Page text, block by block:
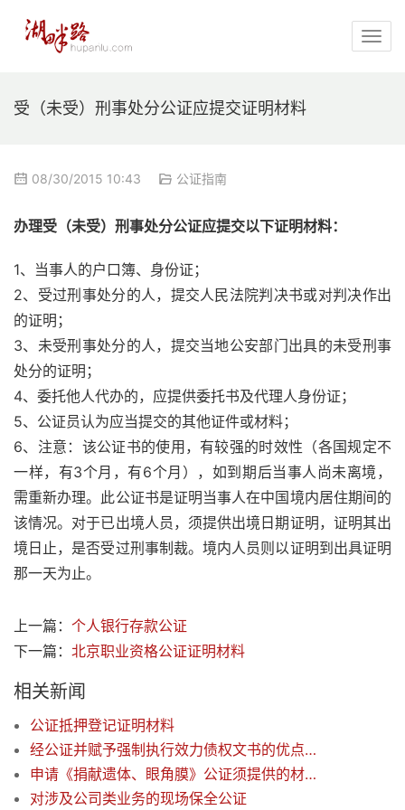
受（未受）刑事处分公证应提交证明材料
08/30/2015 10:43 公证指南
办理受（未受）刑事处分公证应提交以下证明材料：
1、当事人的户口簿、身份证；
2、受过刑事处分的人，提交人民法院判决书或对判决作出
的证明；
3、未受刑事处分的人，提交当地公安部门出具的未受刑事
处分的证明；
4、委托他人代办的，应提供委托书及代理人身份证；
5、公证员认为应当提交的其他证件或材料；
6、注意：该公证书的使用，有较强的时效性（各国规定不
一样，有3个月，有6个月），如到期后当事人尚未离境，
需重新办理。此公证书是证明当事人在中国境内居住期间的
该情况。对于已出境人员，须提供出境日期证明，证明其出
境日止，是否受过刑事制裁。境内人员则以证明到出具证明
那一天为止。
上一篇： 个人银行存款公证
下一篇： 北京职业资格公证证明材料
相关新闻
公证抵押登记证明材料
经公证并赋予强制执行效力债权文书的优点及范围
申请《捐献遗体、眼角膜》公证须提供的材料（免收公证费）
对涉及公司类业务的现场保全公证